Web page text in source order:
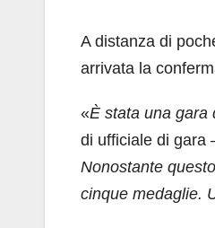
A distanza di
arrivata la
«È stata una gara
di ufficiale di gara
Nonostante
cinque medaglie.